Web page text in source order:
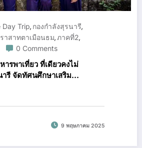
Day Trip, กองกำลังสุรนารี,
าสาทตาเมือนธม,ภาคที่2,
0 Comments
รพาเที่ยว ที่เดียวคงไม่
รี จัดทัศนศึกษาเสริม
9 พฤษภาคม 2025